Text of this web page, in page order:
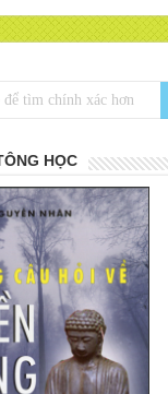
HỌC